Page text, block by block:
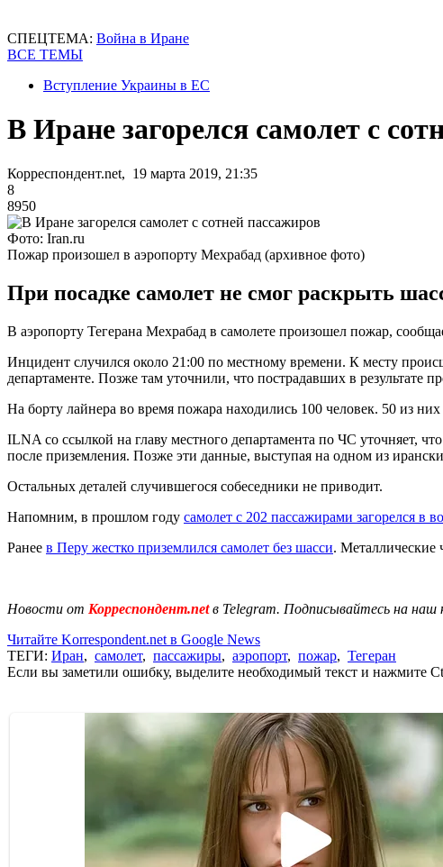
СПЕЦТЕМА: Война в Иране
ВСЕ ТЕМЫ
Вступление Украины в ЕС
В Иране загорелся самолет с
Корреспондент.net, 19 марта 2019, 21:35
8
8950
Фото: Iran.ru
Пожар произошел в аэропорту Мехрабад (архивное фото)
При посадке самолет не смог раскрыть
В аэропорту Тегерана Мехрабад в самолете произошел пожар,
Инцидент случился около 21:00 по местному времени. К месту
департаменте. Позже там уточнили, что пострадавших в результате
На борту лайнера во время пожара находились 100 человек. 50 из
ILNA со ссылкой на главу местного департамента по ЧС уточняет,
после приземления. Позже эти данные, выступая на одном из
Остальных деталей случившегося собеседники не приводит.
Напомним, в прошлом году самолет с 202 пассажирами загорелся в
Ранее в Перу жестко приземлился самолет без шасси. Металлические
Новости от Корреспондент.netв Telegram. Подписывайтесь на наш
Читайте Korrespondent.net в Google News
ТЕГИ: Иран, самолет, пассажиры, аэропорт, пожар, Тегеран
Если вы заметили ошибку, выделите необходимый текст и нажмите